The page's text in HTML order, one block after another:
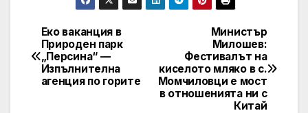
Post
navigation
Министър
Милошев:
Фестивалът на
киселото мляко в с.
Момчиловци е мост
в отношенията ни с
Китай
Еко ваканция в
Природен парк
„Персина“ —
Изпълнителна
агенция по горите